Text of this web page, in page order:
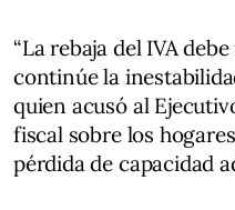
“La rebaja del IVA
continúe la
quien acusó al
fiscal sobre los
pérdida de capacidad